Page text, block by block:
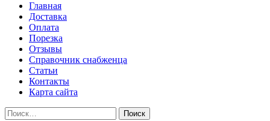
Главная
Доставка
Оплата
Порезка
Отзывы
Справочник снабженца
Статьи
Контакты
Карта сайта